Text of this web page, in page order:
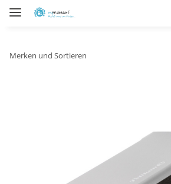
Merken und Sortieren